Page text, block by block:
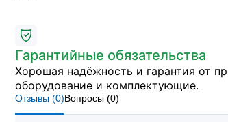
Гарантийные обязательства
Хорошая надёжность и гарантия от
оборудование и комплектующие.
Отзывы (0)Вопросы (0)